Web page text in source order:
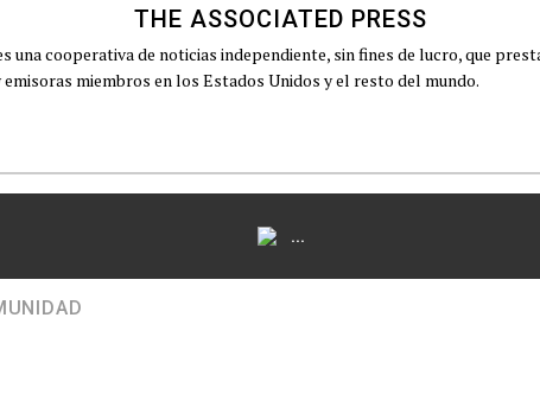
THE ASSOCIATED PRESS
una cooperativa de noticias independiente, sin fines de lucro, que
miembros en los Estados Unidos y el resto del mundo.
...